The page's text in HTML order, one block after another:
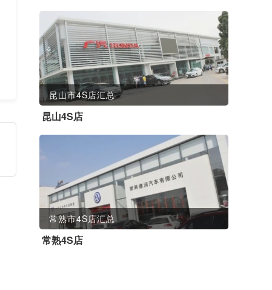
昆山市4S店汇总
昆山4S店
常熟市4S店汇总
常熟4S店